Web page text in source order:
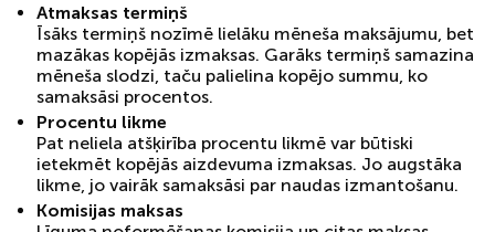
Atmaksas termiņš
Īsāks termiņš nozīmē lielāku mēneša maksājumu, bet
mazākas kopējās izmaksas. Garāks termiņš samazina
mēneša slodzi, taču palielina kopējo summu, ko
samaksāsi procentos.
Procentu likme
Pat neliela atšķirība procentu likmē var būtiski
ietekmēt kopējās aizdevuma izmaksas. Jo augstāka
likme, jo vairāk samaksāsi par naudas izmantošanu.
Komisijas maksas